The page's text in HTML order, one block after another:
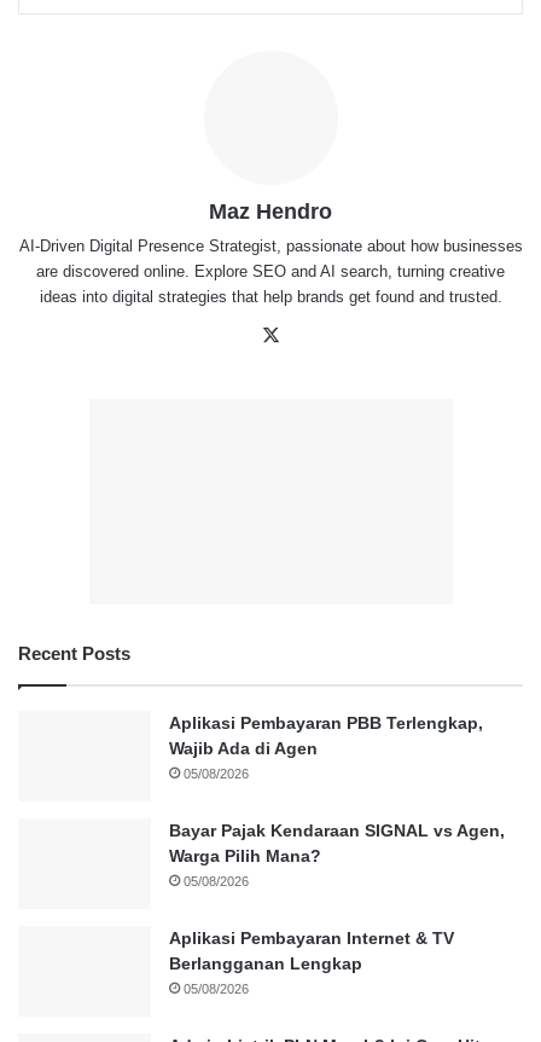
Maz Hendro
AI-Driven Digital Presence Strategist, passionate about how businesses
are discovered online. Explore SEO and AI search, turning creative
ideas into digital strategies that help brands get found and trusted.
Recent Posts
Aplikasi Pembayaran PBB Terlengkap,
Wajib Ada di Agen
05/08/2026
Bayar Pajak Kendaraan SIGNAL vs Agen,
Warga Pilih Mana?
05/08/2026
Aplikasi Pembayaran Internet & TV
Berlangganan Lengkap
05/08/2026